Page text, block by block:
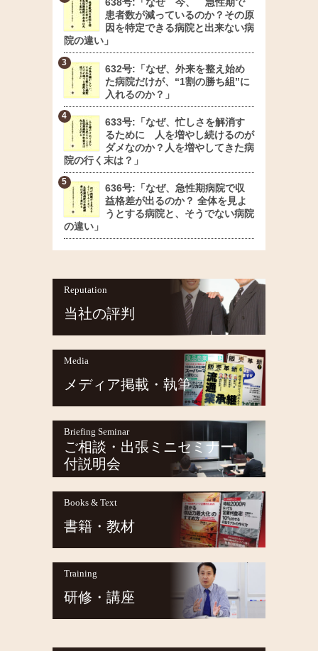
638号:「なぜ 今、 急性期で
患者数が減っているのか？その原
因を特定できる病院と出来ない病
院の違い」
632号:「なぜ、外来を整え始め
た病院だけが、“1割の勝ち組”に
入れるのか？」
633号:「なぜ、忙しさを解消す
るために 人を増やし続けるのが
ダメなのか？人を増やしてきた病
院の行く末は？」
636号:「なぜ、急性期病院で収
益格差が出るのか？ 全体を見よ
うとする病院と、そうでない病院
の違い」
Reputation
当社の評判
Media
メディア掲載・執筆
Briefing Seminar
ご相談・出張ミニセミナー
付説明会
Books & Text
書籍・教材
Training
研修・講座